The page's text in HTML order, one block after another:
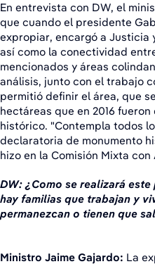
En entrevista con DW, el
que cuando el presidente
expropiar, encargó a Justicia
así como la conectividad
mencionados y áreas
análisis, junto con el trabajo
permitió definir el área, que
hectáreas que en 2016
histórico. "Contempla todos
declaratoria de monumento
hizo en la Comisión Mixta
DW: ¿Como se realizará
hay familias que trabajan y
permanezcan o tienen que
Ministro Jaime Gajardo: La